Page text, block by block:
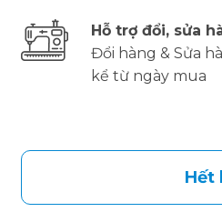
Hỗ trợ đổi, sửa
Đổi hàng & Sửa
kể từ ngày mua
Hết